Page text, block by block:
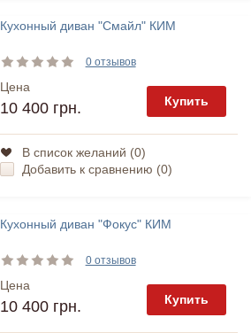
Кухонный диван "Смайл" КИМ
0 отзывов
Цена
10 400 грн. Купить
В список желаний (0)
Добавить к сравнению (0)
Кухонный диван "Фокус" КИМ
0 отзывов
Цена
10 400 грн. Купить